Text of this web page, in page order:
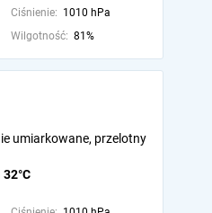
Ciśnienie: 1010 hPa
Wilgotność: 81%
32°C
umiarkowane, przelotny